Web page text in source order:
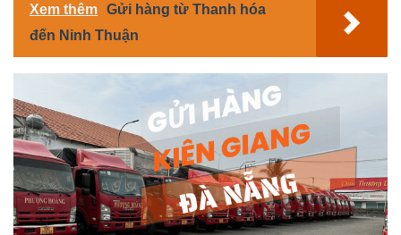
Xem thêm Gửi hàng từ Thanh hóa
đến Ninh Thuận